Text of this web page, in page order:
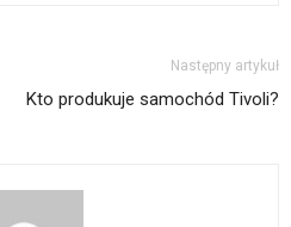
Następny artykuł
Kto produkuje samochód Tivoli?